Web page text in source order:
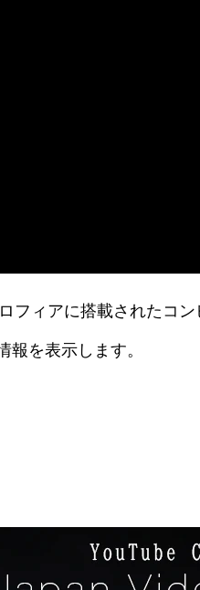
ィアに搭載されたコ
を表示します。